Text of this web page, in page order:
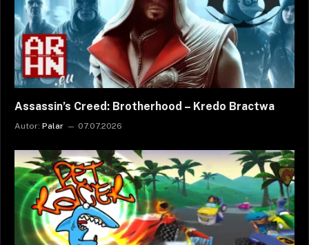
Assassin’s Creed: Brotherhood – Kredo Bractwa
Autor: Palar 07.07.2026